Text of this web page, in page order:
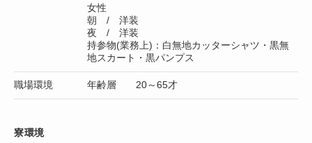
女性
朝 / 洋装
夜 / 洋装
持参物(業務上)：白無地カッターシャツ・黒無
地スカート・黒パンプス
職場環境 年齢層 20～65才
寮環境